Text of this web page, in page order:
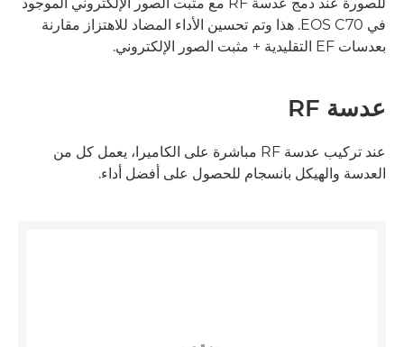
للصورة عند دمج عدسة RF مع مثبت الصور الإلكتروني الموجود
في EOS C70. هذا وتم تحسين الأداء المضاد للاهتزاز مقارنة
بعدسات EF التقليدية + مثبت الصور الإلكتروني.
عدسة RF
عند تركيب عدسة RF مباشرة على الكاميرا، يعمل كل من
العدسة والهيكل بانسجام للحصول على أفضل أداء.